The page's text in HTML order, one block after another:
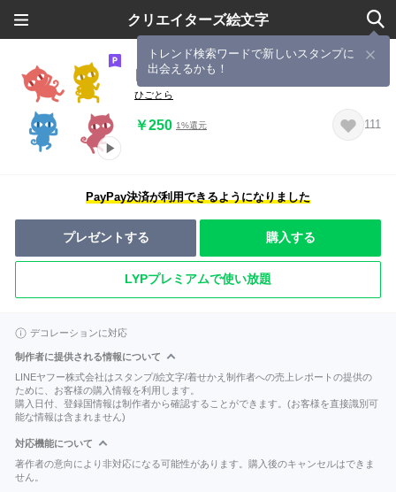
クリエイターズ絵文字
トレンド検索ワードで新しいスタンプに
出会えるかも！
▶︎踊る♪ねこだらけ！ダンス！2！
ひごとら
￥250 1%還元 111
PayPay決済が利用できるようになりました
プレゼントする 購入する
LYPプレミアムで使い放題
デコレーションに対応
制作者に提供される情報について
LINEヤフー株式会社はスタンプ/絵文字/着せかえ制作者への売上レポートの提供の
ために、お客様の購入情報を利用します。
購入日付、登録国情報は制作者から確認することができます。(お客様を直接識別可
能な情報は含まれません)
対応機能について
著作者の意向により非対応になる可能性があります。購入後のキャンセルはできま
せん。